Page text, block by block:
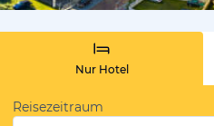
Nur Hotel
Reisezeitraum